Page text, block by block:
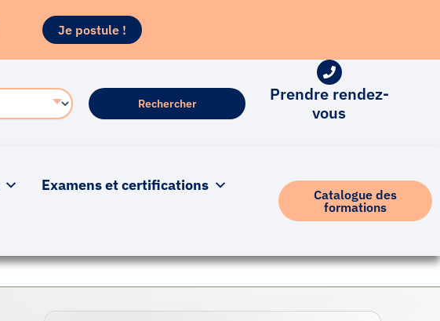
Je postule !
Prendre rendez-
vous
Catalogue des
formations
Examens et certifications